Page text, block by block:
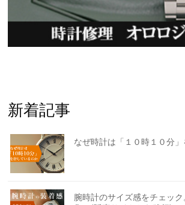
新着記事
なぜ時計は「１０時１０分
腕時計のサイズ感をチェッ